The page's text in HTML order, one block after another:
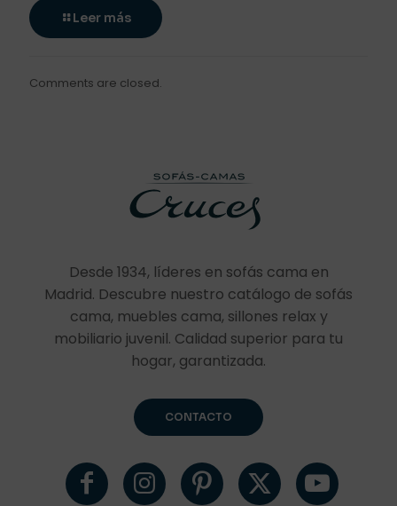
Leer más
Comments are closed.
Desde 1934, líderes en sofás cama en
Madrid. Descubre nuestro catálogo de sofás
cama, muebles cama, sillones relax y
mobiliario juvenil. Calidad superior para tu
hogar, garantizada.
CONTACTO